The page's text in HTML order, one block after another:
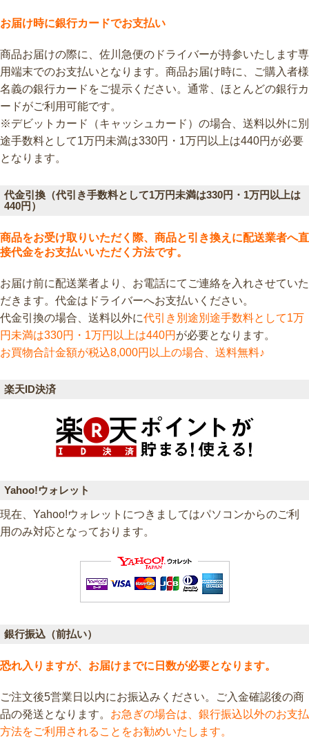
お届け時に銀行カードでお支払い
商品お届けの際に、佐川急便のドライバーが持参いたします専
用端末でのお支払いとなります。商品お届け時に、ご購入者様
名義の銀行カードをご提示ください。通常、ほとんどの銀行カ
ードがご利用可能です。
※デビットカード（キャッシュカード）の場合、 送料以外に別
途手数料として1万円未満は330円・1万円以上は440円 が必要
となります。
代金引換（代引き手数料として1万円未満は330円・1万円以上は
440円）
商品をお受け取りいただく際、商品と引き換えに配送業者へ直
接代金をお支払いいただく方法です。
お届け前に配送業者より、お電話にてご連絡を入れさせていた
だきます。代金はドライバーへお支払いください。
代金引換の場合、送料以外に代引き別途別途手数料として1万
円未満は330円・1万円以上は440円 が必要となります。
お買物合計金額が税込8,000円以上の場合、送料無料♪
楽天ID決済
Yahoo!ウォレット
現在、Yahoo!ウォレットにつきましてはパソコンからのご利
用のみ対応となっております。
銀行振込（前払い）
恐れ入りますが、お届けまでに日数が必要となります。
ご注文後5営業日以内にお振込みください。ご入金確認後の商
品の発送となります。 お急ぎの場合は、銀行振込以外のお支払
方法をご利用されることをお勧めいたします。